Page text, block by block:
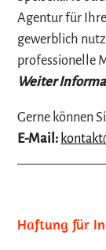
Agentur für
gewerblich
professionelle
Weiter
Gerne können
E-Mail:
Haftung für